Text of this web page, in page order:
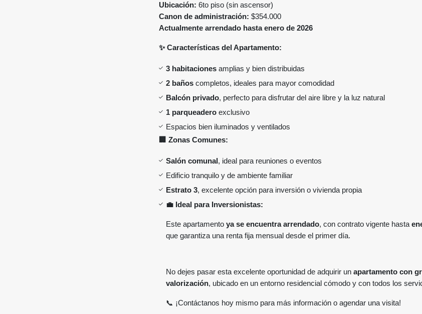
Ubicación: 6to piso (sin ascensor)
Canon de administración: $354.000
Actualmente arrendado hasta enero de 2026
✨ Características del Apartamento:
3 habitaciones amplias y bien distribuidas
2 baños completos, ideales para mayor comodidad
Balcón privado, perfecto para disfrutar del aire libre y la luz natural
1 parqueadero exclusivo
Espacios bien iluminados y ventilados
🏢 Zonas Comunes:
Salón comunal , ideal para reuniones o eventos
Edificio tranquilo y de ambiente familiar
Estrato 3, excelente opción para inversión o vivienda propia
💼 Ideal para Inversionistas:
Este apartamento ya se encuentra arrendado, con contrato vigente hasta
que garantiza una renta fija mensual desde el primer día.
No dejes pasar esta excelente oportunidad de adquirir un apartamento con
valorización, ubicado en un entorno residencial cómodo y con todos los
📞 ¡Contáctanos hoy mismo para más información o agendar una visita!